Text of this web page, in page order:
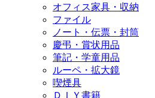
オフィス家具・収納
ファイル
ノート・伝票・封筒
慶弔・賞状用品
筆記・学童用品
ルーペ・拡大鏡
喫煙具
ＤＩＹ書籍